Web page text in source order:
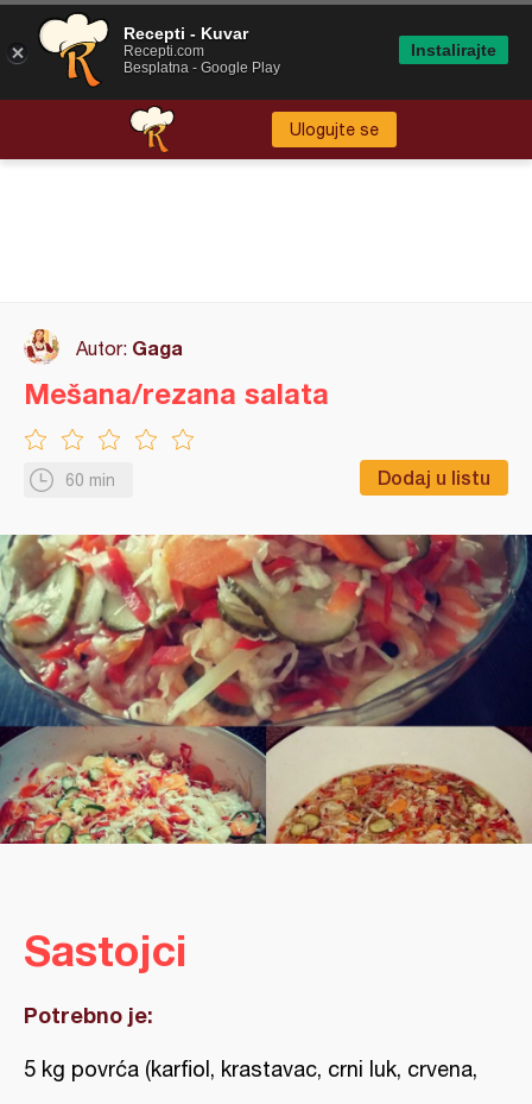
Ulogujte se
Autor: Gaga
60 min Dodaj u listu
Mešana/rezana salata
Sastojci
Potrebno je:
5 kg povrća (karfiol, krastavac, crni luk, crvena,
Recepti - Kuvar
Recepti.com
Besplatna - Google Play
Instalirajte